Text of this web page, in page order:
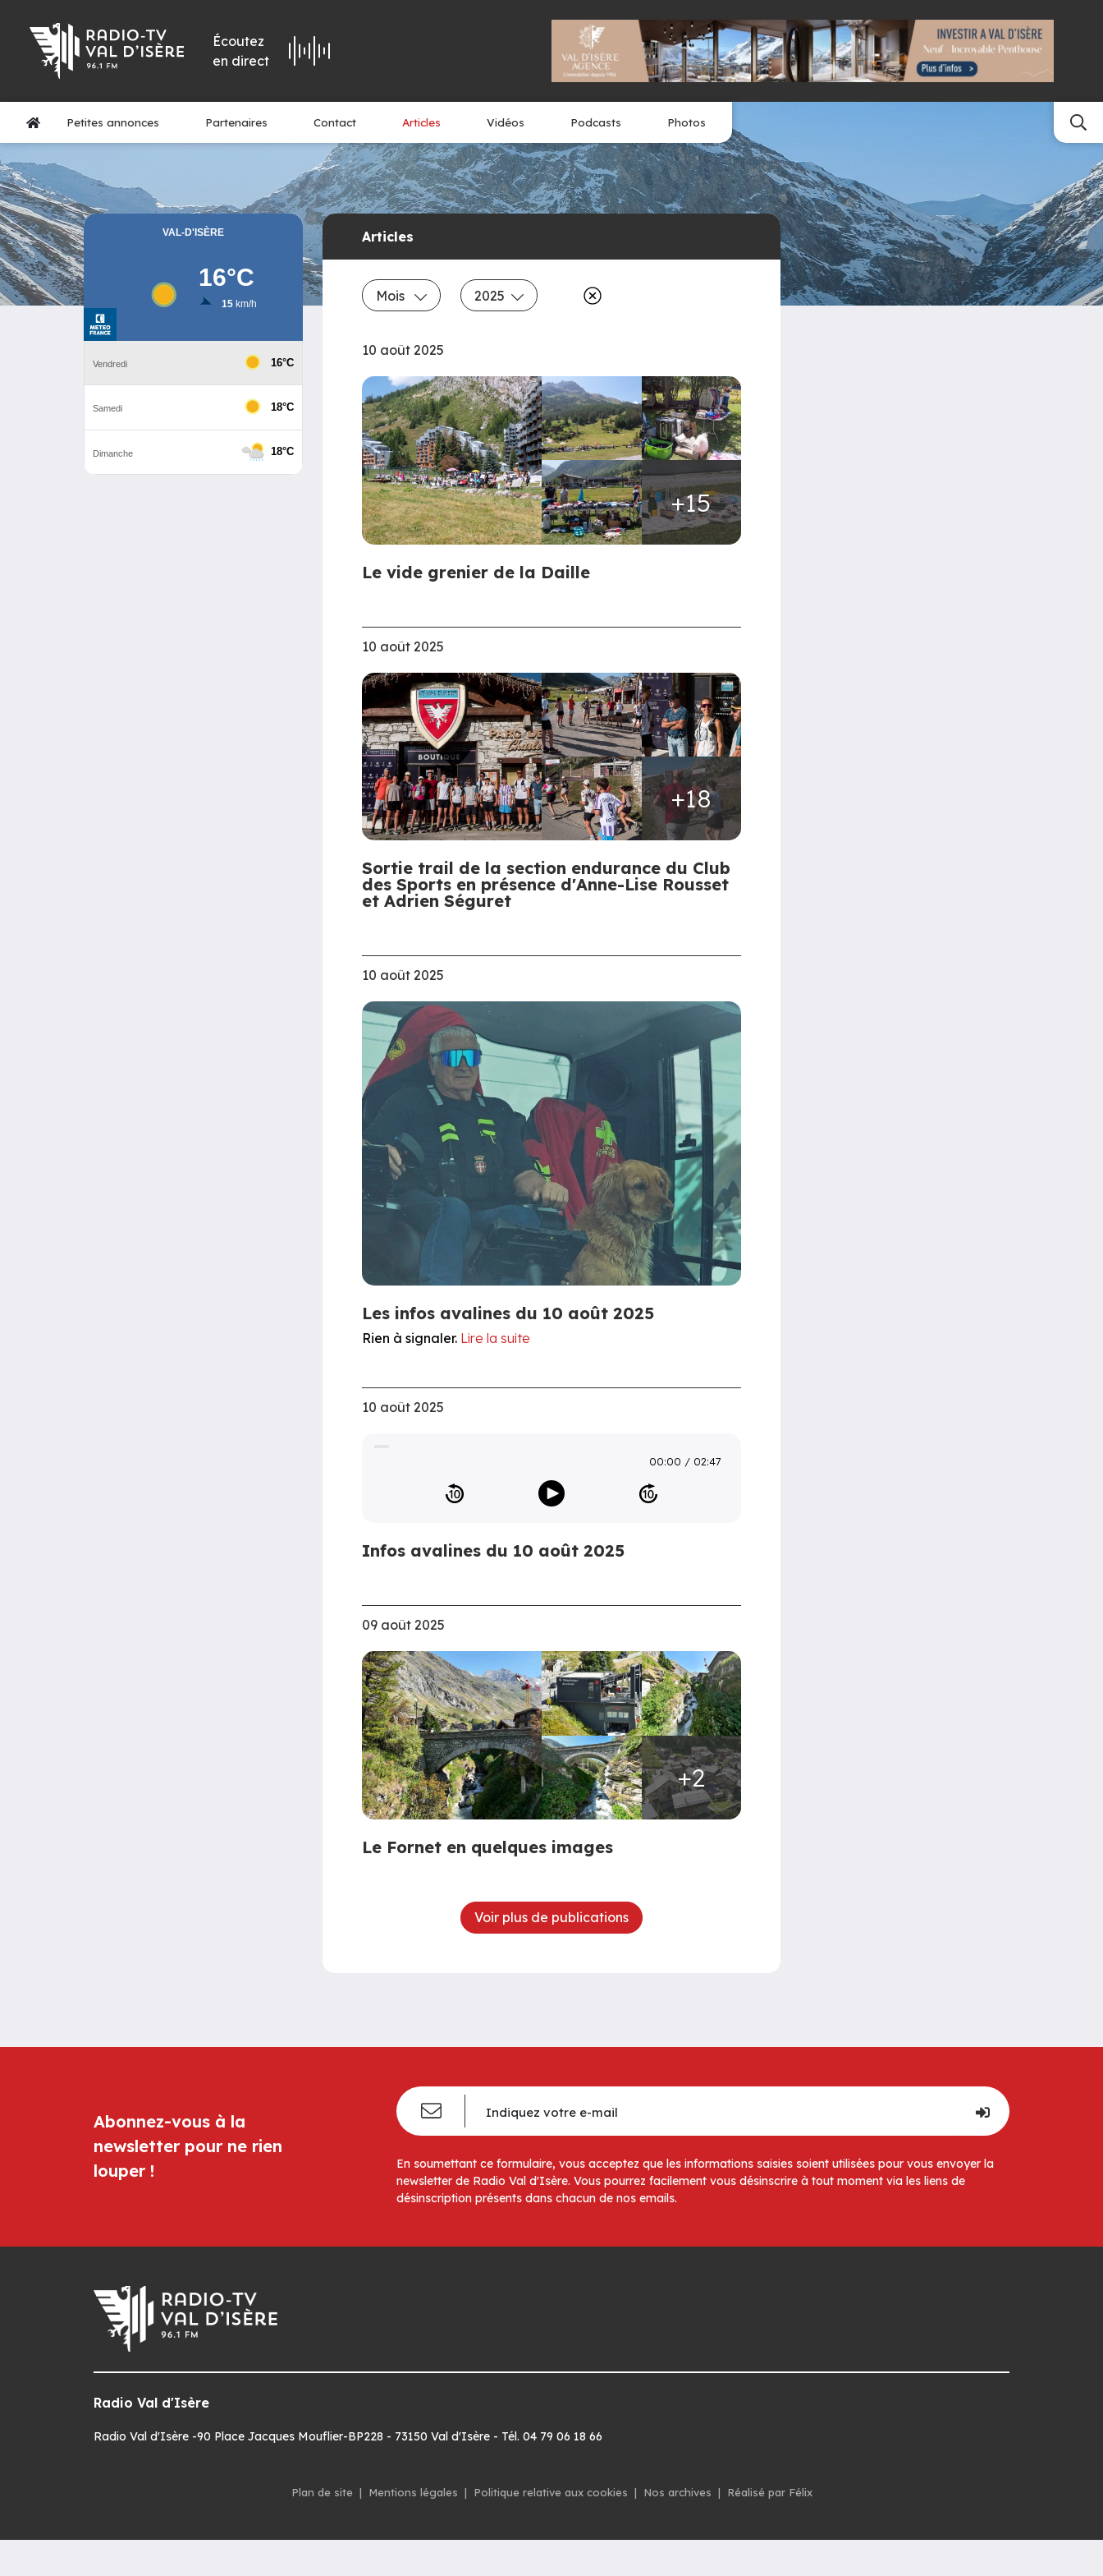
Écoutez
en direct
Petites annonces Partenaires Contact Articles Vidéos Podcasts Photos
Articles
Mois 2025
10 août 2025
+15
Le vide grenier de la Daille
10 août 2025
+18
Sortie trail de la section endurance du Club
des Sports en présence d'Anne-Lise Rousset
et Adrien Séguret
10 août 2025
Les infos avalines du 10 août 2025
Rien à signaler. Lire la suite
10 août 2025
00:00 02:47
Infos avalines du 10 août 2025
09 août 2025
+2
Le Fornet en quelques images
Voir plus de publications
Abonnez-vous à la
newsletter pour ne rien
louper !
En soumettant ce formulaire, vous acceptez que les informations saisies soient utilisées pour vous envoyer la
newsletter de Radio Val d'Isère. Vous pourrez facilement vous désinscrire à tout moment via les liens de
désinscription présents dans chacun de nos emails.
Radio Val d'Isère
Radio Val d'Isère -90 Place Jacques Mouflier-BP228 - 73150 Val d'Isère - Tél. 04 79 06 18 66
Plan de site | Mentions légales | Politique relative aux cookies | Nos archives | Réalisé par Félix